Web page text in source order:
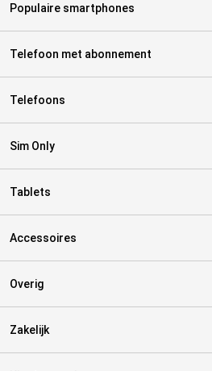
Populaire smartphones
Telefoon met abonnement
Telefoons
Sim Only
Tablets
Accessoires
Overig
Zakelijk